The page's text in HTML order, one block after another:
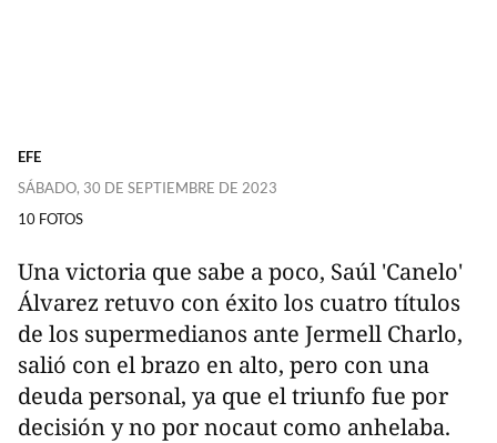
EFE
SÁBADO, 30 DE SEPTIEMBRE DE 2023
10 FOTOS
Una victoria que sabe a poco, Saúl 'Canelo'
Álvarez retuvo con éxito los cuatro títulos
de los supermedianos ante Jermell Charlo,
salió con el brazo en alto, pero con una
deuda personal, ya que el triunfo fue por
decisión y no por nocaut como anhelaba.